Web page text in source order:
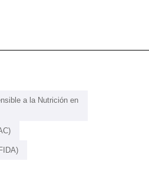
a la Nutrición en